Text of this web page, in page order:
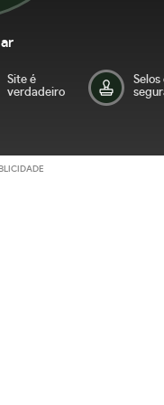
Site é
verdadeiro
Selos